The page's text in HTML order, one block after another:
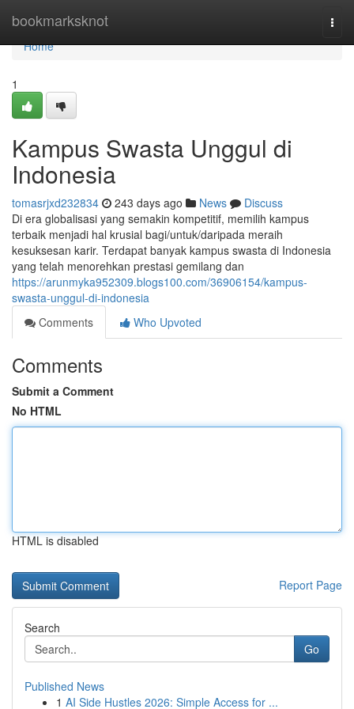
bookmarksknot
Home
Home
1
Kampus Swasta Unggul di
Indonesia
tomasrjxd232834 243 days ago News
Discuss
Di era globalisasi yang semakin kompetitif, memilih kampus
terbaik menjadi hal krusial bagi/untuk/daripada meraih
kesuksesan karir. Terdapat banyak kampus swasta di Indonesia
yang telah menorehkan prestasi gemilang dan
https://arunmyka952309.blogs100.com/36906154/kampus-
swasta-unggul-di-indonesia
Comments
Who Upvoted
Comments
Submit a Comment
No HTML
HTML is disabled
Report Page
Search
Go
Published News
1 AI Side Hustles 2026: Simple Access for ...